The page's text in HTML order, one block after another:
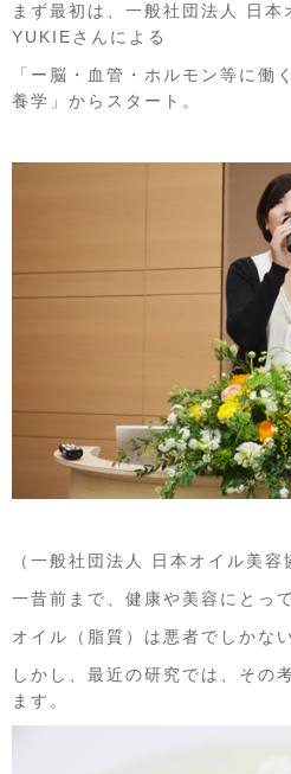
まず最初は、一般社団法人 日
YUKIEさんによる
「ー脳・血管・ホルモン等に働
養学」からスタート。
（一般社団法人 日本オイル美
一昔前まで、健康や美容にとって
オイル（脂質）は悪者でしかな
しかし、最近の研究では、その
ます。